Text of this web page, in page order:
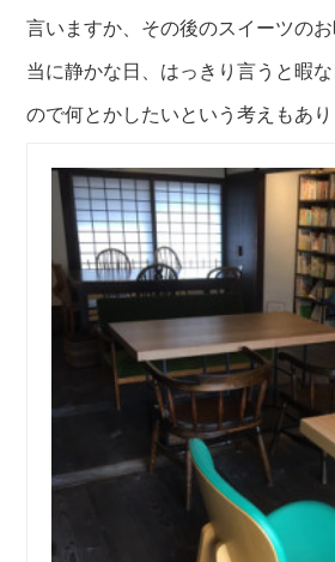
言いますか、その後のスイーツの
当に静かな日、はっきり言うと暇
ので何とかしたいという考えもあり